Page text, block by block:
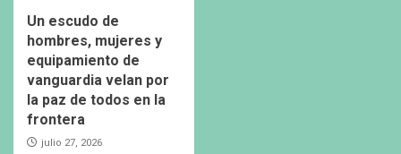
Un escudo de
hombres, mujeres y
equipamiento de
vanguardia velan por
la paz de todos en la
frontera
julio 27, 2026